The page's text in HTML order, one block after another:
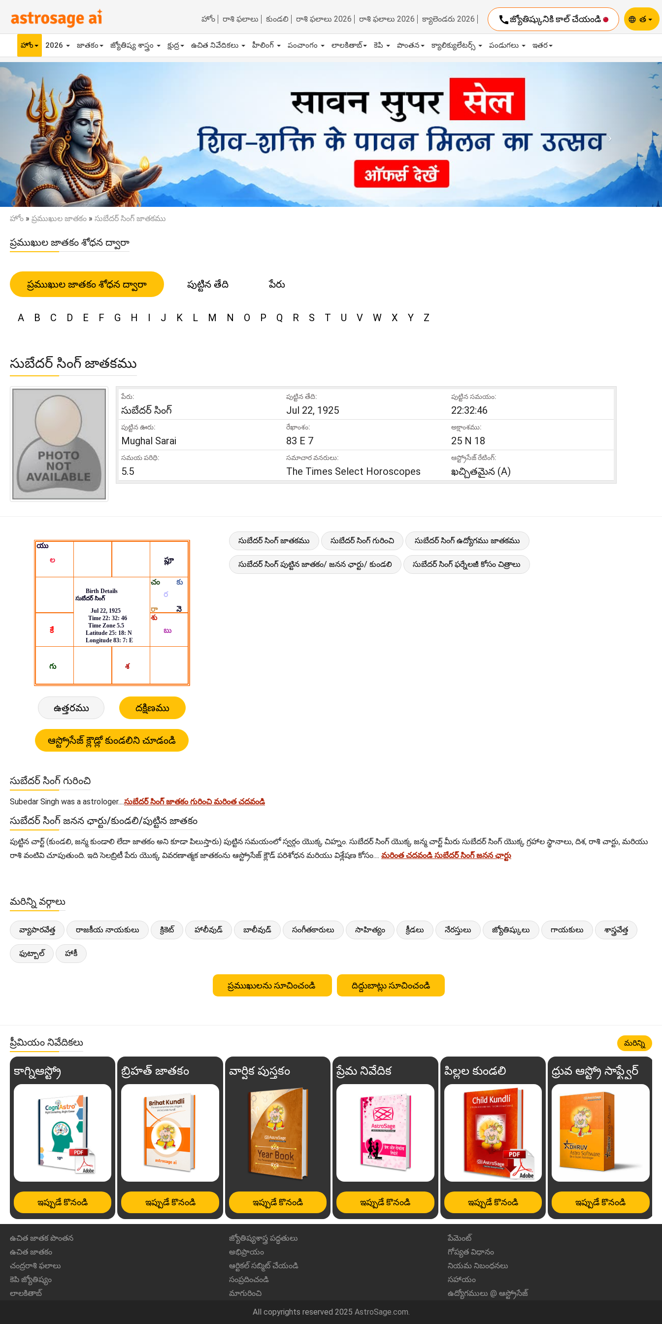
హోం రాశి ఫలాలు కుండలి రాశి ఫలాలు 2026 రాశి ఫలాలు 2026 క్యాలెండరు 2026 callజ్యోతిష్కునికి కాల్ చేయండి language త
హోం 2026 జాతకం జ్యోతిష్య శాస్త్రం క్షుద్ర ఉచిత నివేదికలు హీలింగ్ పంచాంగం లాలకితాబ్ కెపి పొంతన క్యాలిక్యులేటర్స్ పండుగలు ఇతర
Previous
హోం » ప్రముఖుల జాతకం » సుబేదర్ సింగ్ జాతకము
ప్రముఖుల జాతకం శోధన ద్వారా
ప్రముఖుల జాతకం శోధన ద్వారా పుట్టిన తేది పేరు
A B C D E F G H I J K L M N O P Q R S T U V W X Y Z
సుబేదర్ సింగ్ జాతకము
పేరు:
సుబేదర్ సింగ్
పుట్టిన తేది:
Jul 22, 1925
పుట్టిన సమయం:
22:32:46
పుట్టిన ఊరు:
Mughal Sarai
రేఖాంశం:
83 E 7
అక్షాంశము:
25 N 18
సమయ పరిధి:
5.5
సమాచార వనరులు:
The Times Select Horoscopes
ఆస్ట్రోసేజ్ రేటింగ్:
ఖచ్చితమైన (A)
ఉత్తరము దక్షిణము
సుబేదర్ సింగ్ జాతకము సుబేదర్ సింగ్ గురించి సుబేదర్ సింగ్ ఉద్యోగము జాతకము
సుబేదర్ సింగ్ పుట్టిన జాతకం/ జనన ఛార్టు/ కుండలి సుబేదర్ సింగ్ ఫర్నేలజీ కోసం చిత్రాలు
సుబేదర్ సింగ్ గురించి
Subedar Singh was a astrologer....సుబేదర్ సింగ్ జాతకం గురించి మరింత చదవండి
సుబేదర్ సింగ్ జనన ఛార్టు/కుండలి/పుట్టిన జాతకం
పుట్టిన చార్ట్ (కుండలి, జన్మ కుండాలి లేదా జాతకం అని కూడా పిలుస్తారు) పుట్టిన సమయంలో స్వర్గం యొక్క చిహ్నం. సుబేదర్ సింగ్ యొక్క జన్మ చార్ట్ మీరు సుబేదర్ సింగ్ యొక్క గ్రహాల స్థానాలు, దిశ, రాశి చార్టు, మరియు
రాశి వంటివి చూపుతుంది. ఇది సెలబ్రిటీ పేరు యొక్క వివరణాత్మక జాతకంను ఆస్ట్రోసేజ్ క్లౌడ్ పరిశోధన మరియు విశ్లేషణ కోసం.... మరింత చదవండి సుబేదర్ సింగ్ జనన ఛార్టు
మరిన్ని వర్గాలు
వ్యాపారవేత్త రాజకీయ నాయకులు క్రికెట్ హాలీవుడ్ బాలీవుడ్ సంగీతకారులు సాహిత్యం క్రీడలు నేరస్తులు జ్యోతిష్కులు గాయకులు శాస్త్రవేత్త
ఫుట్బాల్ హాకీ
ప్రముఖులను సూచించండి దిద్దుబాట్లు సూచించండి
ప్రీమియం నివేదికలు మరిన్ని
కాగ్నిఆస్ట్రో
ఇప్పుడే కొనండి
బ్రిహత్ జాతకం
ఇప్పుడే కొనండి
వార్షిక పుస్తకం
ఇప్పుడే కొనండి
ప్రేమ నివేదిక
ఇప్పుడే కొనండి
పిల్లల కుండలి
ఇప్పుడే కొనండి
ధ్రువ ఆస్ట్రో సాఫ్ట్వేర్
ఇప్పుడే కొనండి
ఉచిత జాతక పొంతన
ఉచిత జాతకం
చంద్రరాశి ఫలాలు
కెపి జ్యోతిష్యం
లాలకితాబ్
జ్యోతిష్యశాస్త్ర పద్ధతులు
అభిప్రాయం
ఆర్టికల్ సబ్మిట్ చేయండి
సంప్రదించండి
మాగురించి
పేమెంట్
గోప్యత విధానం
నియమ నిబంధనలు
సహాయం
ఉద్యోగములు @ ఆస్ట్రోసేజ్
All copyrights reserved 2025 AstroSage.com.